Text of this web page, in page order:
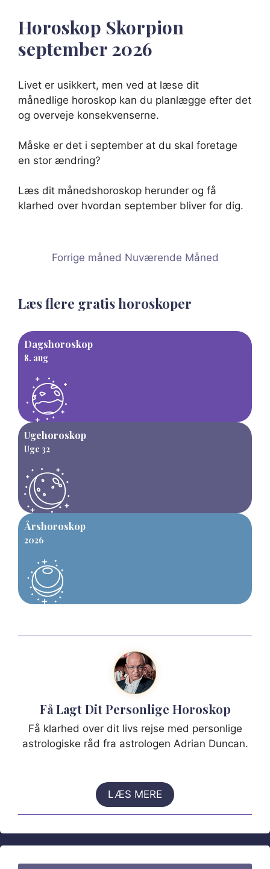
Horoskop Skorpion
september 2026
Livet er usikkert, men ved at læse dit
månedlige horoskop kan du planlægge efter det
og overveje konsekvenserne.
Måske er det i september at du skal foretage
en stor ændring?
Læs dit månedshoroskop herunder og få
klarhed over hvordan september bliver for dig.
Forrige måned Nuværende Måned
Læs flere gratis horoskoper
Dagshoroskop
8. aug
Ugehoroskop
Uge 32
Årshoroskop
2026
Få Lagt Dit Personlige Horoskop
Få klarhed over dit livs rejse med personlige
astrologiske råd fra astrologen Adrian Duncan.
LÆS MERE